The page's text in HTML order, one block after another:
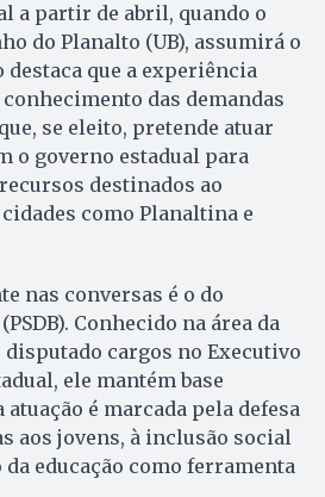
a partir de abril, quando o
do Planalto (UB), assumirá o
que a experiência
das demandas
se eleito, pretende atuar
o governo estadual para
destinados ao
como Planaltina e
nas conversas é o do
Conhecido na área da
disputado cargos no Executivo
ele mantém base
é marcada pela defesa
aos jovens, à inclusão social
educação como ferramenta